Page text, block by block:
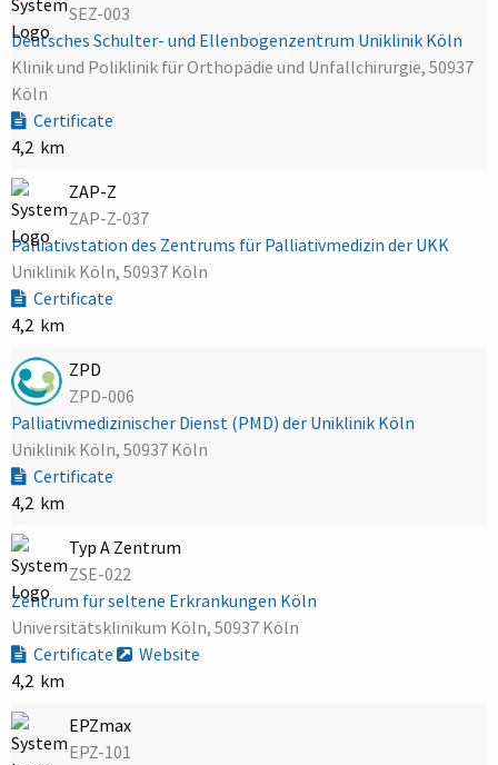
SEZ-003
Deutsches Schulter- und Ellenbogenzentrum Uniklinik Köln
Klinik und Poliklinik für Orthopädie und Unfallchirurgie, 50937
Köln
Certificate
4,2 km
ZAP-Z
ZAP-Z-037
Palliativstation des Zentrums für Palliativmedizin der UKK
Uniklinik Köln, 50937 Köln
Certificate
4,2 km
ZPD
ZPD-006
Palliativmedizinischer Dienst (PMD) der Uniklinik Köln
Uniklinik Köln, 50937 Köln
Certificate
4,2 km
Typ A Zentrum
ZSE-022
Zentrum für seltene Erkrankungen Köln
Universitätsklinikum Köln, 50937 Köln
Certificate
Website
4,2 km
EPZmax
EPZ-101